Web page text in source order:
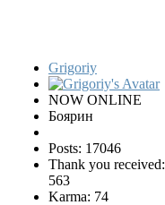
Grigoriy
NOW ONLINE
Боярин
Posts: 17046
Thank you received:
563
Karma: 74